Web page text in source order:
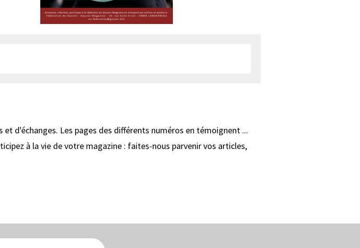
d'échanges. Les pages des différents numéros en témoignent ...
à la vie de votre magazine : faites-nous parvenir vos articles,